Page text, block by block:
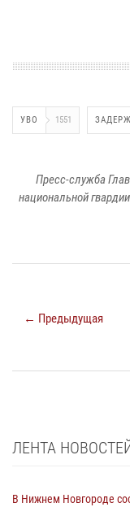
УВО 1551
Пресс-служба
национальной
← Предыдущая
ЛЕНТА
В Нижнем Новгороде